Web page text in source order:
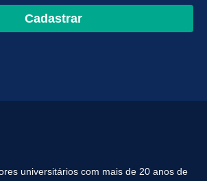
Cadastrar
universitários com mais de 20 anos de